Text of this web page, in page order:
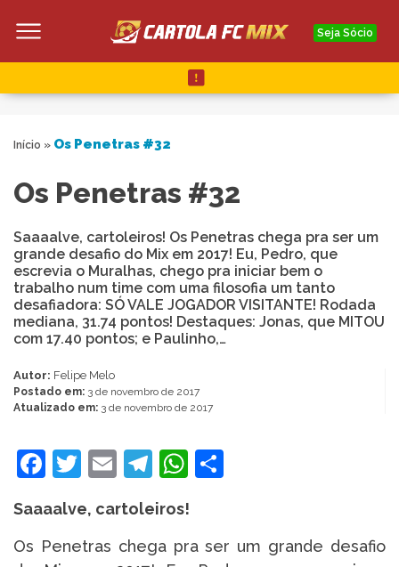
Seja Sócio
Início » Os Penetras #32
Os Penetras #32
Saaaalve, cartoleiros! Os Penetras chega pra ser um
grande desafio do Mix em 2017! Eu, Pedro, que
escrevia o Muralhas, chego pra iniciar bem o
trabalho num time com uma filosofia um tanto
desafiadora: SÓ VALE JOGADOR VISITANTE! Rodada
mediana, 31.74 pontos! Destaques: Jonas, que MITOU
com 17.40 pontos; e Paulinho,…
Autor: Felipe Melo
Postado em: 3 de novembro de 2017
Atualizado em: 3 de novembro de 2017
Facebook
Twitter
EmailTelegram
WhatsApp
Saaaalve, cartoleiros!
Os Penetras chega pra ser um grande desafio